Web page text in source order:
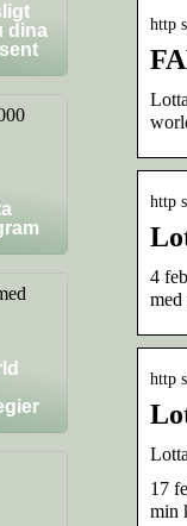
http
http
4
med
http
17
min
dina